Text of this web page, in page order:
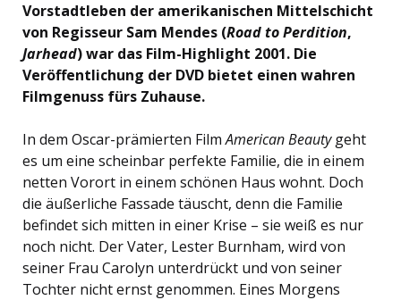
Vorstadtleben der amerikanischen Mittelschicht
von Regisseur Sam Mendes (Road to Perdition,
Jarhead) war das Film-Highlight 2001. Die
Veröffentlichung der DVD bietet einen wahren
Filmgenuss fürs Zuhause.
In dem Oscar-prämierten FilmAmerican Beautygeht
es um eine scheinbar perfekte Familie, die in einem
netten Vorort in einem schönen Haus wohnt. Doch
die äußerliche Fassade täuscht, denn die Familie
befindet sich mitten in einer Krise – sie weiß es nur
noch nicht. Der Vater, Lester Burnham, wird von
seiner Frau Carolyn unterdrückt und von seiner
Tochter nicht ernst genommen. Eines Morgens